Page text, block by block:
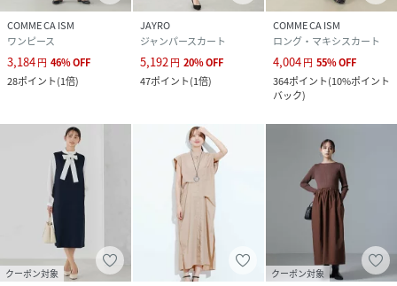
COMME CA ISM
ワンピース
3,184円 46%OFF
28ポイント(1倍)
JAYRO
ジャンパースカート
5,192円 20%OFF
47ポイント(1倍)
COMME CA ISM
ロング・マキシスカート
4,004円 55%OFF
364ポイント(10%ポイント
バック)
クーポン対象 クーポン対象